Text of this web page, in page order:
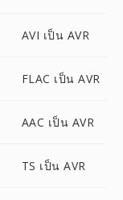
AVI เป็น AVR
FLAC เป็น AVR
AAC เป็น AVR
TS เป็น AVR